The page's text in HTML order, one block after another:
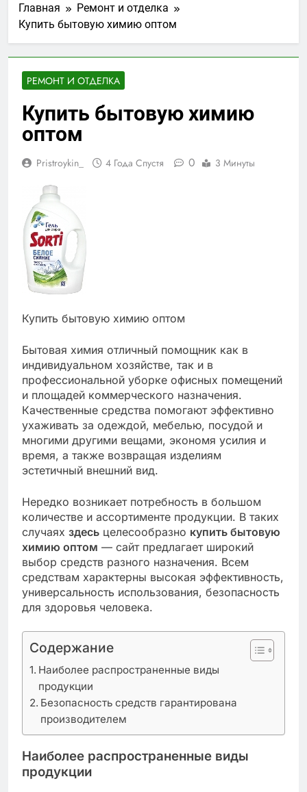
Главная
Ремонт и отделка
Купить бытовую химию оптом
РЕМОНТ И ОТДЕЛКА
Купить бытовую химию
оптом
Pristroykin_ 4 Года Спустя 0 3 Минуты
Купить бытовую химию оптом
Бытовая химия отличный помощник как в
индивидуальном хозяйстве, так и в
профессиональной уборке офисных помещений
и площадей коммерческого назначения.
Качественные средства помогают эффективно
ухаживать за одеждой, мебелью, посудой и
многими другими вещами, экономя усилия и
время, а также возвращая изделиям
эстетичный внешний вид.
Нередко возникает потребность в большом
количестве и ассортименте продукции. В таких
случаях здесь целесообразно купить бытовую
химию оптом — сайт предлагает широкий
выбор средств разного назначения. Всем
средствам характерны высокая эффективность,
универсальность использования, безопасность
для здоровья человека.
Содержание
Наиболее распространенные виды
продукции
Безопасность средств гарантирована
производителем
Наиболее распространенные виды
продукции